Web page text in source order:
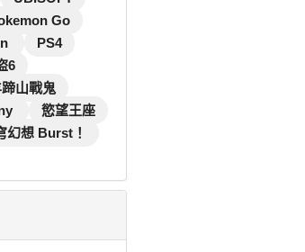
Go
PS4
6
山戰鬼
慾望王座
幻想 Burst！